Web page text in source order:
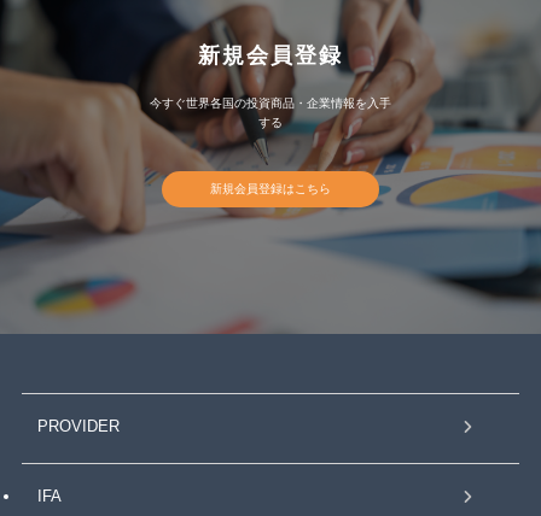
新規会員登録
今すぐ世界各国の投資商品・企業情報を入手
する
新規会員登録はこちら
PROVIDER
IFA